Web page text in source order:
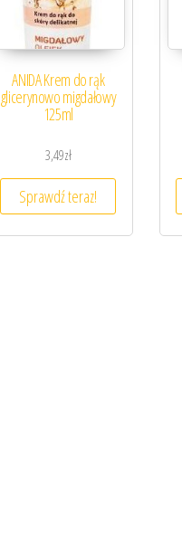
ANIDA Krem do rąk
glicerynowo migdałowy
125ml
3,49zł
Sprawdź teraz!